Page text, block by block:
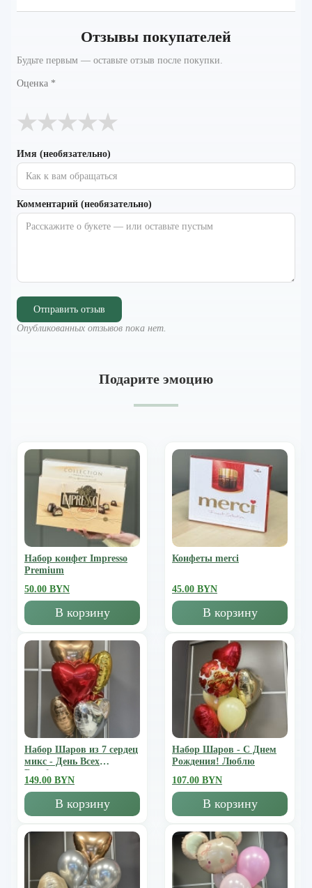
Отзывы покупателей
Будьте первым — оставьте отзыв после покупки.
Оценка *
★
★
★
★
★
Имя (необязательно)
Комментарий (необязательно)
Отправить отзыв
Опубликованных отзывов пока нет.
Подарите эмоцию
Набор конфет Impresso
Premium
50.00 BYN
В корзину
Конфеты merci
45.00 BYN
В корзину
Набор Шаров из 7 сердец
микс - День Всех
Влюбленных
149.00 BYN
В корзину
Набор Шаров - С Днем
Рождения! Люблю
107.00 BYN
В корзину